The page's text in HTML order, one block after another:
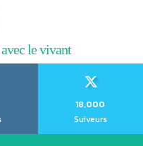
le vivant
18,000
Suiveurs